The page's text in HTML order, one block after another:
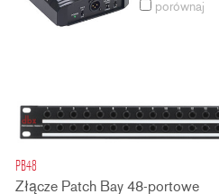
porównaj
PB48
Złącze Patch Bay 48-portowe